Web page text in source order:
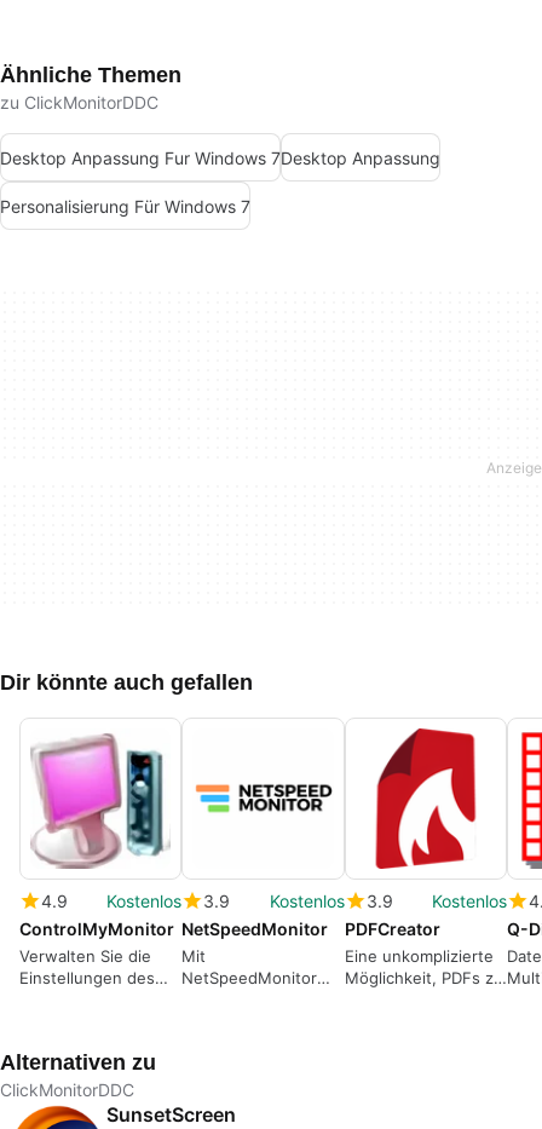
Ähnliche Themen
zu ClickMonitorDDC
Desktop Anpassung Fur Windows 7Desktop Anpassung
Personalisierung Für Windows 7
Dir könnte auch gefallen
4.9
Kostenlos
ControlMyMonitor
Verwalten Sie die
Einstellungen des
3.9
Kostenlos
NetSpeedMonitor
Mit
NetSpeedMonitor
3.9
Kostenlos
PDFCreator
Eine unkomplizierte
Möglichkeit, PDFs zu
Q-
Alternativen zu
ClickMonitorDDC
SunsetScreen